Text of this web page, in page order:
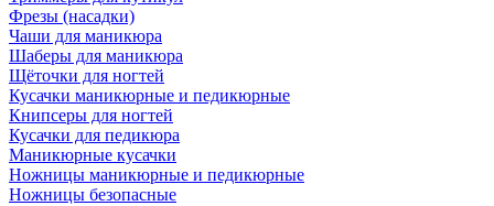
Фрезы (насадки)
Чаши для маникюра
Шаберы для маникюра
Щёточки для ногтей
Кусачки маникюрные и педикюрные
Книпсеры для ногтей
Кусачки для педикюра
Маникюрные кусачки
Ножницы маникюрные и педикюрные
Ножницы безопасные